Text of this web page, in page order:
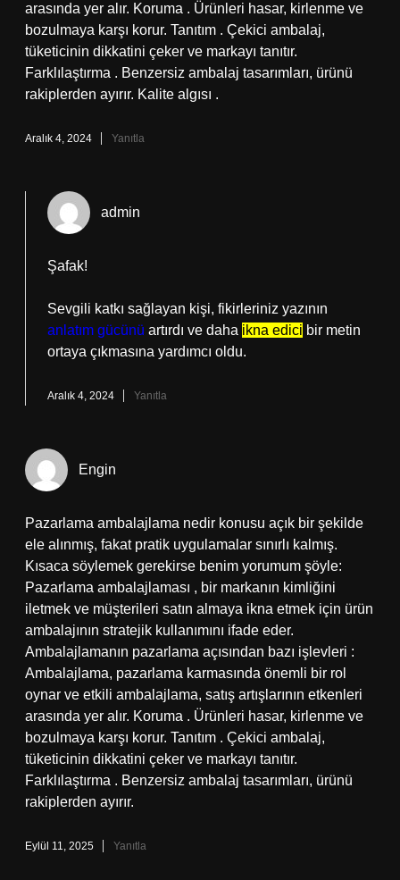
arasında yer alır. Koruma . Ürünleri hasar, kirlenme ve
bozulmaya karşı korur. Tanıtım . Çekici ambalaj,
tüketicinin dikkatini çeker ve markayı tanıtır.
Farklılaştırma . Benzersiz ambalaj tasarımları, ürünü
rakiplerden ayırır. Kalite algısı .
Aralık 4, 2024 Yanıtla
admin
Şafak!
Sevgili katkı sağlayan kişi, fikirleriniz yazının
anlatım gücünü artırdı ve daha ikna edici bir metin
ortaya çıkmasına yardımcı oldu.
Aralık 4, 2024 Yanıtla
Engin
Pazarlama ambalajlama nedir konusu açık bir şekilde
ele alınmış, fakat pratik uygulamalar sınırlı kalmış.
Kısaca söylemek gerekirse benim yorumum şöyle:
Pazarlama ambalajlaması , bir markanın kimliğini
iletmek ve müşterileri satın almaya ikna etmek için ürün
ambalajının stratejik kullanımını ifade eder.
Ambalajlamanın pazarlama açısından bazı işlevleri :
Ambalajlama, pazarlama karmasında önemli bir rol
oynar ve etkili ambalajlama, satış artışlarının etkenleri
arasında yer alır. Koruma . Ürünleri hasar, kirlenme ve
bozulmaya karşı korur. Tanıtım . Çekici ambalaj,
tüketicinin dikkatini çeker ve markayı tanıtır.
Farklılaştırma . Benzersiz ambalaj tasarımları, ürünü
rakiplerden ayırır.
Eylül 11, 2025 Yanıtla